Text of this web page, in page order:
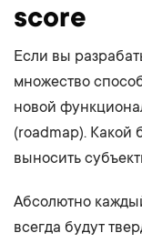
score
Если вы
множество
новой
(roadmap). Какой
выносить
Абсолютно
всегда будут